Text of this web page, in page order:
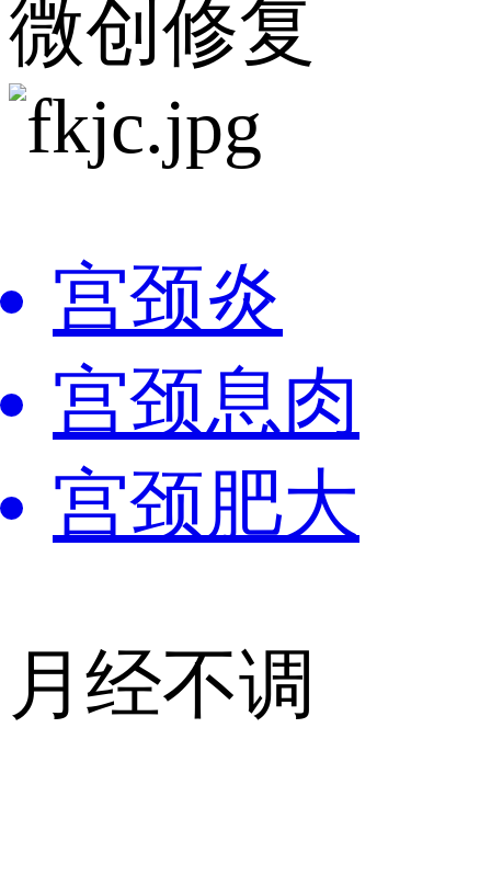
微创修复
宫颈炎
宫颈息肉
宫颈肥大
月经不调